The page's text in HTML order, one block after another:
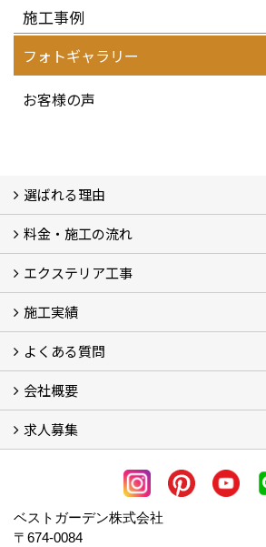
施工事例
フォトギャラリー
お客様の声
選ばれる理由
選ばれる理由
料金・施工の流れ
料金
施工の流れ
エクステリア工事
エクステリア工事
施工実績
フォトギャラリー
メディア紹介・掲載
お客様の声
よくある質問
よくある質問
会社概要
会社概要
アクセス
スタッフ紹介
スタッフブログ
LINE公式アカウント
求人募集
協力業者様・求人募集 (2)
ベストガーデン株式会社
〒674-0084